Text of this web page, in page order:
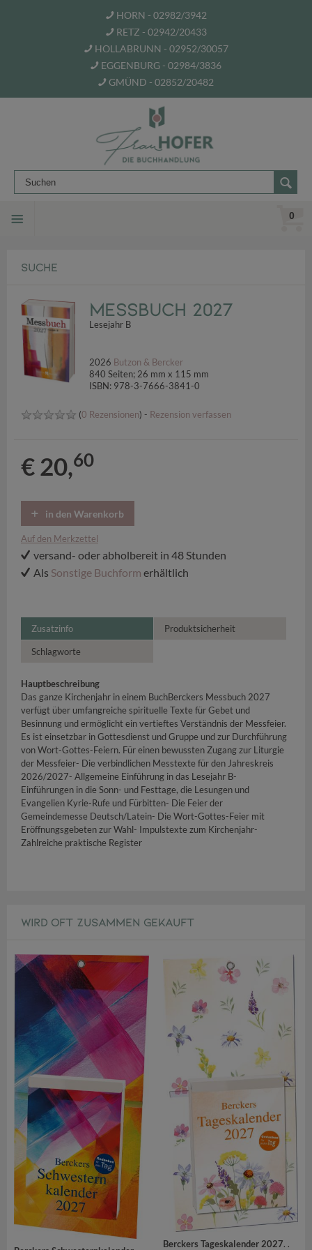
HORN - 02982/3942
RETZ - 02942/20433
HOLLABRUNN - 02952/30057
EGGENBURG - 02984/3836
GMÜND - 02852/20482
0
SUCHE
Messbuch 2027
Lesejahr B
2026 Butzon & Bercker
840 Seiten; 26 mm x 115 mm
ISBN: 978-3-7666-3841-0
(0 Rezensionen) - Rezension verfassen
€ 20,60
in den Warenkorb
Auf den Merkzettel
versand- oder abholbereit in 48 Stunden
Als Sonstige Buchform erhältlich
Zusatzinfo Produktsicherheit
Schlagworte
Hauptbeschreibung
Das ganze Kirchenjahr in einem BuchBerckers Messbuch 2027
verfügt über umfangreiche spirituelle Texte für Gebet und
Besinnung und ermöglicht ein vertieftes Verständnis der Messfeier.
Es ist einsetzbar in Gottesdienst und Gruppe und zur Durchführung
von Wort-Gottes-Feiern. Für einen bewussten Zugang zur Liturgie
der Messfeier- Die verbindlichen Messtexte für den Jahreskreis
2026/2027- Allgemeine Einführung in das Lesejahr B-
Einführungen in die Sonn- und Festtage, die Lesungen und
Evangelien Kyrie-Rufe und Fürbitten- Die Feier der
Gemeindemesse Deutsch/Latein- Die Wort-Gottes-Feier mit
Eröffnungsgebeten zur Wahl- Impulstexte zum Kirchenjahr-
Zahlreiche praktische Register
WIRD OFT ZUSAMMEN GEKAUFT
Berckers Tageskalender 2027. .